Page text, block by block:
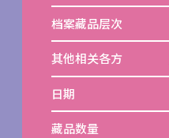
档案藏品层次
其他相关各方
日期
藏品数量